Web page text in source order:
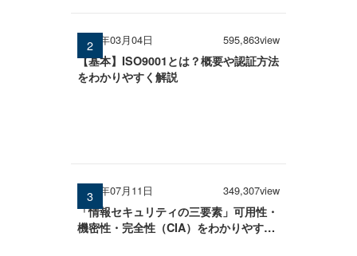
2026年03月04日 595,863view
【基本】ISO9001とは？概要や認証方法
をわかりやすく解説
2025年07月11日 349,307view
「情報セキュリティの三要素」可用性・
機密性・完全性（CIA）をわかりやすく